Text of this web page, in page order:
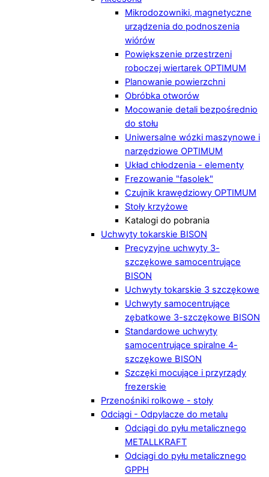
Mikrodozowniki, magnetyczne
urządzenia do podnoszenia
wiórów
Powiększenie przestrzeni
roboczej wiertarek OPTIMUM
Planowanie powierzchni
Obróbka otworów
Mocowanie detali bezpośrednio
do stołu
Uniwersalne wózki maszynowe i
narzędziowe OPTIMUM
Układ chłodzenia - elementy
Frezowanie "fasolek"
Czujnik krawędziowy OPTIMUM
Stoły krzyżowe
Katalogi do pobrania
Uchwyty tokarskie BISON
Precyzyjne uchwyty 3-
szczękowe samocentrujące
BISON
Uchwyty tokarskie 3 szczękowe
Uchwyty samocentrujące
zębatkowe 3-szczękowe BISON
Standardowe uchwyty
samocentrujące spiralne 4-
szczękowe BISON
Szczęki mocujące i przyrządy
frezerskie
Przenośniki rolkowe - stoły
Odciągi - Odpylacze do metalu
Odciągi do pyłu metalicznego
METALLKRAFT
Odciągi do pyłu metalicznego
GPPH